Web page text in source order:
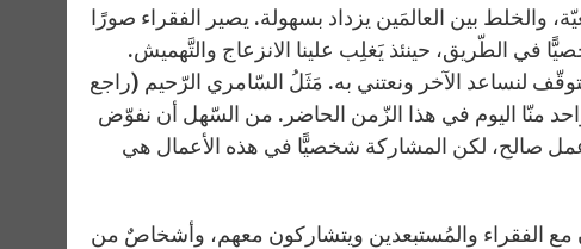
والخلط بين العالمَين يزداد بسهولة. يصير الفقراء صورًا
في الطّريق، حينئذ يَغلِب علينا الانزعاج والتَّهميش.
لنساعد الآخر ونعتني به. مَثَلُ السّامري الرّحيم (راجع
واحد منّا اليوم في هذا الزّمن الحاضر. من السّهل أن نفوّض
عمل صالح، لكن المشاركة شخصيًّا في هذه الأعمال هي
مع الفقراء والمُستبعدين ويتشاركون معهم، وأشخاصٌ من